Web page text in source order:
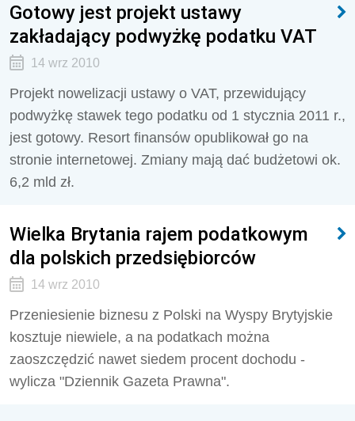
Gotowy jest projekt ustawy
zakładający podwyżkę podatku VAT
14 wrz 2010
Projekt nowelizacji ustawy o VAT, przewidujący
podwyżkę stawek tego podatku od 1 stycznia 2011 r.,
jest gotowy. Resort finansów opublikował go na
stronie internetowej. Zmiany mają dać budżetowi ok.
6,2 mld zł.
Wielka Brytania rajem podatkowym
dla polskich przedsiębiorców
14 wrz 2010
Przeniesienie biznesu z Polski na Wyspy Brytyjskie
kosztuje niewiele, a na podatkach można
zaoszczędzić nawet siedem procent dochodu -
wylicza "Dziennik Gazeta Prawna".